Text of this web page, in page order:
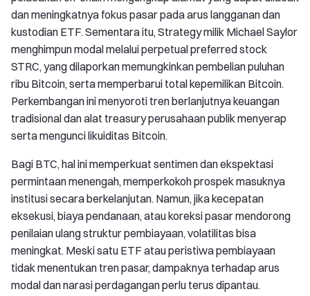
dan meningkatnya fokus pasar pada arus langganan dan
kustodian ETF. Sementara itu, Strategy milik Michael Saylor
menghimpun modal melalui perpetual preferred stock
STRC, yang dilaporkan memungkinkan pembelian puluhan
ribu Bitcoin, serta memperbarui total kepemilikan Bitcoin.
Perkembangan ini menyoroti tren berlanjutnya keuangan
tradisional dan alat treasury perusahaan publik menyerap
serta mengunci likuiditas Bitcoin.
Bagi BTC, hal ini memperkuat sentimen dan ekspektasi
permintaan menengah, memperkokoh prospek masuknya
institusi secara berkelanjutan. Namun, jika kecepatan
eksekusi, biaya pendanaan, atau koreksi pasar mendorong
penilaian ulang struktur pembiayaan, volatilitas bisa
meningkat. Meski satu ETF atau peristiwa pembiayaan
tidak menentukan tren pasar, dampaknya terhadap arus
modal dan narasi perdagangan perlu terus dipantau.